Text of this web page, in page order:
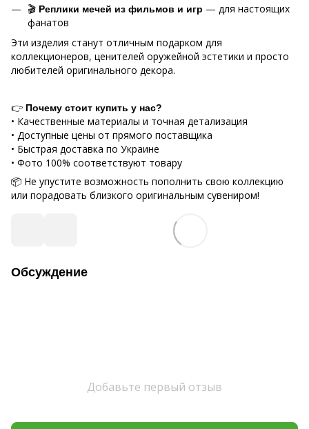
🎬 Реплики мечей из фильмов и игр — для настоящих
фанатов
Эти изделия станут отличным подарком для
коллекционеров, ценителей оружейной эстетики и просто
любителей оригинального декора.
👉 Почему стоит купить у нас?
• Качественные материалы и точная детализация
• Доступные цены от прямого поставщика
• Быстрая доставка по Украине
• Фото 100% соответствуют товару
📦 Не упустите возможность пополнить свою коллекцию
или порадовать близкого оригинальным сувениром!
Обсуждение
Добавьте первый отзыв